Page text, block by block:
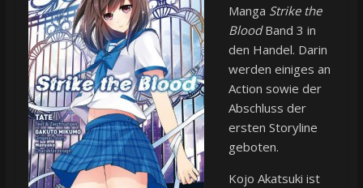
Manga Strike the
BloodBand 3 in
den Handel. Darin
werden einiges an
Action sowie der
Abschluss der
ersten Storyline
geboten.
Kojo Akatsuki ist